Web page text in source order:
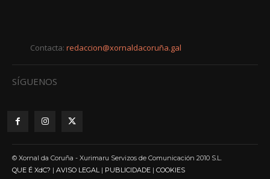
Contacta: redaccion@xornaldacoruña.gal
SÍGUENOS
© Xornal da Coruña - Xurimaru Servizos de Comunicación 2010 S.L.
QUE É XdC? | AVISO LEGAL| PUBLICIDADE | COOKIES